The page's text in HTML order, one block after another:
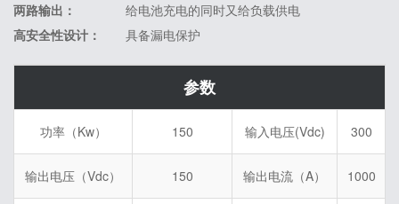
两路输出： 给电池充电的同时又给负载供电
高安全性设计： 具备漏电保护
参数
功率（Kw） 150 输入电压(Vdc) 300
输出电压（Vdc） 150 输出电流（A） 1000